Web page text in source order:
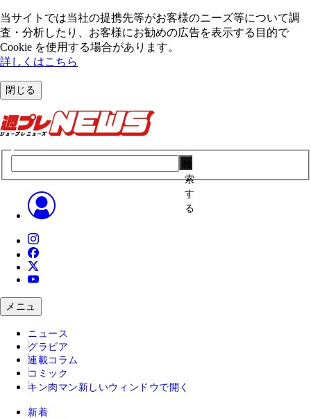
当サイトでは当社の提携先等がお客様のニーズ等について調
査・分析したり、お客様にお勧めの広告を表⽰する⽬的で
Cookie を使⽤する場合があります。
詳しくはこちら
閉じる
索
す
る
メニュ
ニュース
グラビア
連載コラム
コミック
キン肉マン 新しいウィンドウで開く
新着